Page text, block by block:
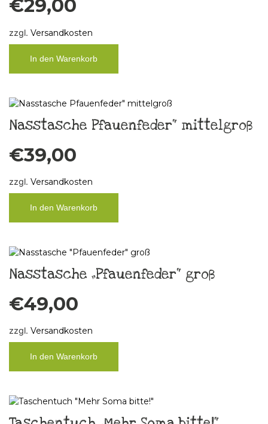
€29,00
zzgl. Versandkosten
In den Warenkorb
Nasstasche Pfauenfeder“ mittelgroß
€39,00
zzgl. Versandkosten
In den Warenkorb
Nasstasche „Pfauenfeder“ groß
€49,00
zzgl. Versandkosten
In den Warenkorb